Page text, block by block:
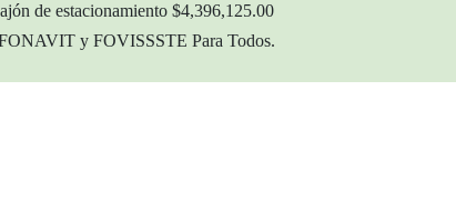
de estacionamiento $4,396,125.00
y FOVISSSTE Para Todos.